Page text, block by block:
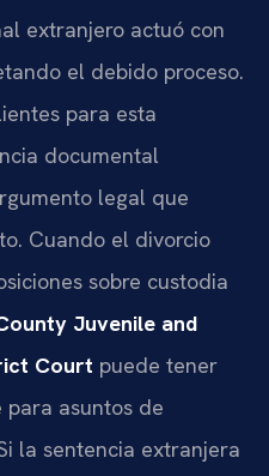
extranjero actuó con
el debido proceso.
para esta
documental
legal que
Cuando el divorcio
sobre custodia
Juvenile and
Court puede tener
asuntos de
la sentencia extranjera